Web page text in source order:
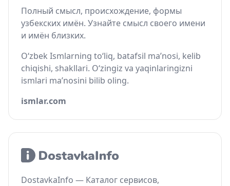
Полный смысл, происхождение, формы
узбекских имён. Узнайте смысл своего имени
и имён близких.
O‘zbek Ismlarning to‘liq, batafsil ma’nosi, kelib
chiqishi, shakllari. O‘zingiz va yaqinlaringizni
ismlari ma’nosini bilib oling.
ismlar.com
DostavkaInfo — Каталог сервисов,